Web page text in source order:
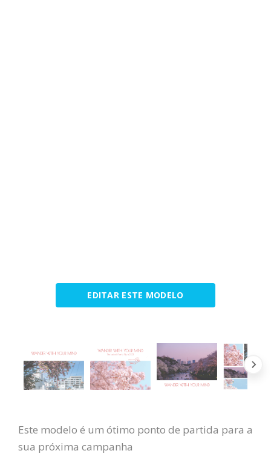
EDITAR ESTE MODELO
Este modelo é um ótimo ponto de partida para a
sua próxima campanha